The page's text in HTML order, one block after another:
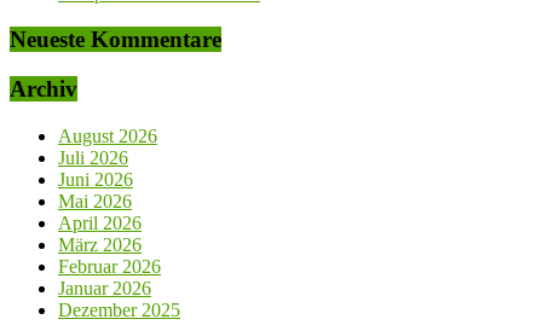
Neueste Kommentare
Archiv
August 2026
Juli 2026
Juni 2026
Mai 2026
April 2026
März 2026
Februar 2026
Januar 2026
Dezember 2025